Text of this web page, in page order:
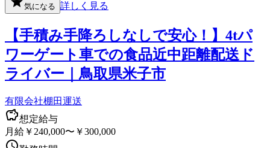
気になる 詳しく見る
【手積み手降ろしなしで安心！】4tパ
ワーゲート車での食品近中距離配送ド
ライバー｜鳥取県米子市
有限会社棚田運送
想定給与
月給￥240,000〜￥300,000